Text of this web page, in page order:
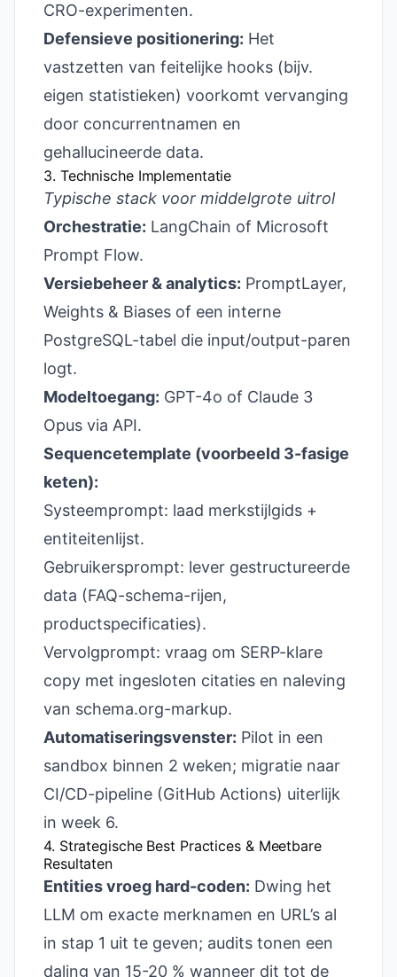
CRO-experimenten.
Defensieve positionering: Het
vastzetten van feitelijke hooks (bijv.
eigen statistieken) voorkomt vervanging
door concurrentnamen en
gehallucineerde data.
3. Technische Implementatie
Typische stack voor middelgrote uitrol
Orchestratie: LangChain of Microsoft
Prompt Flow.
Versiebeheer & analytics: PromptLayer,
Weights & Biases of een interne
PostgreSQL-tabel die input/output-paren
logt.
Modeltoegang: GPT-4o of Claude 3
Opus via API.
Sequencetemplate (voorbeeld 3-fasige
keten):
Systeemprompt: laad merkstijlgids +
entiteitenlijst.
Gebruikersprompt: lever gestructureerde
data (FAQ-schema-rijen,
productspecificaties).
Vervolgprompt: vraag om SERP-klare
copy met ingesloten citaties en naleving
van schema.org-markup.
Automatiseringsvenster: Pilot in een
sandbox binnen 2 weken; migratie naar
CI/CD-pipeline (GitHub Actions) uiterlijk
in week 6.
4. Strategische Best Practices & Meetbare
Resultaten
Entities vroeg hard-coden: Dwing het
LLM om exacte merknamen en URL’s al
in stap 1 uit te geven; audits tonen een
daling van 15-20 % wanneer dit tot de